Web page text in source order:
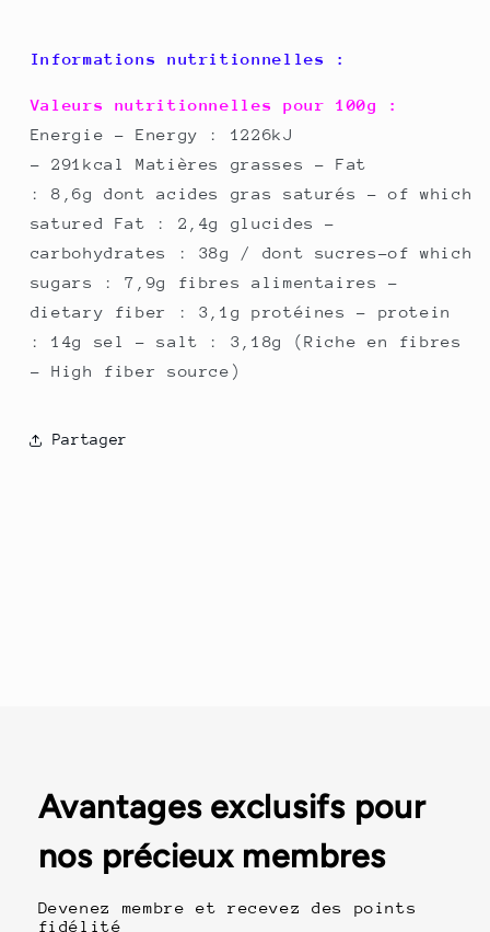
Informations nutritionnelles :
Valeurs nutritionnelles pour 100g :
Energie - Energy : 1226kJ
- 291kcal Matières grasses - Fat
: 8,6g dont acides gras saturés - of which
satured Fat : 2,4g glucides -
carbohydrates : 38g / dont sucres-of which
sugars : 7,9g fibres alimentaires -
dietary fiber : 3,1g protéines - protein
: 14g sel - salt : 3,18g (Riche en fibres
- High fiber source)
Partager
Avantages exclusifs pour
nos précieux membres
Devenez membre et recevez des points
fidélité